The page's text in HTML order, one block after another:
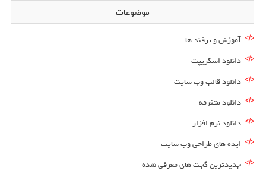
موضوعات
آموزش و ترفند ها
دانلود اسکریپت
دانلود قالب وب سایت
دانلود متفرقه
دانلود نرم افزار
ایده های طراحی وب سایت
جدیدترین گجت های معرفی شده